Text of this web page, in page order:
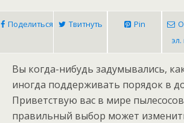
Поделиться Твитнуть Pin
Вы когда-нибудь задумывались,
иногда поддерживать порядок в
Приветствую вас в мире
правильный выбор может